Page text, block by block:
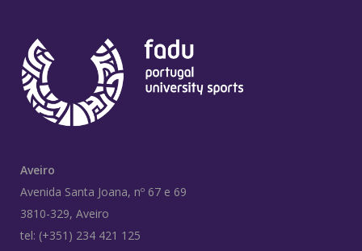
Aveiro
Avenida Santa Joana, nº 67 e 69
3810-329, Aveiro
tel: (+351) 234 421 125